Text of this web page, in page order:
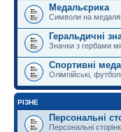
Медальєрика
Символи на
Геральдичні
Значки з гербами
Спортивні
Олімпійські,
РІЗНЕ
Персональні
Персональні